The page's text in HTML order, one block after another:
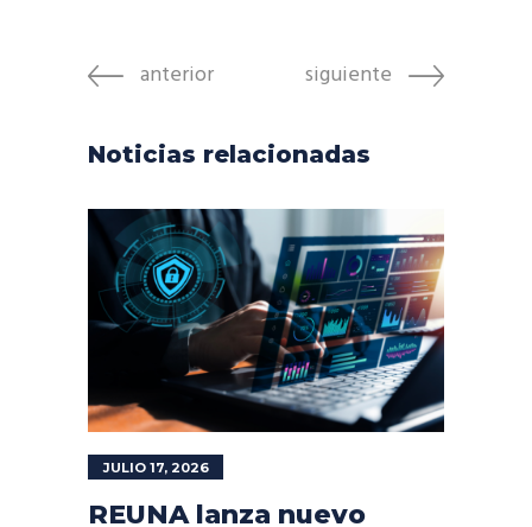
anterior siguiente
Noticias relacionadas
JULIO 17, 2026
REUNA lanza nuevo